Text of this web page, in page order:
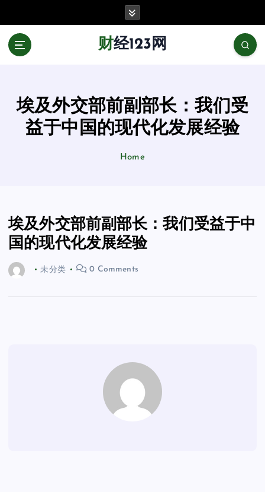
财经123网
埃及外交部前副部长：我们受
益于中国的现代化发展经验
Home
埃及外交部前副部长：我们受益于中
国的现代化发展经验
未分类 0 Comments